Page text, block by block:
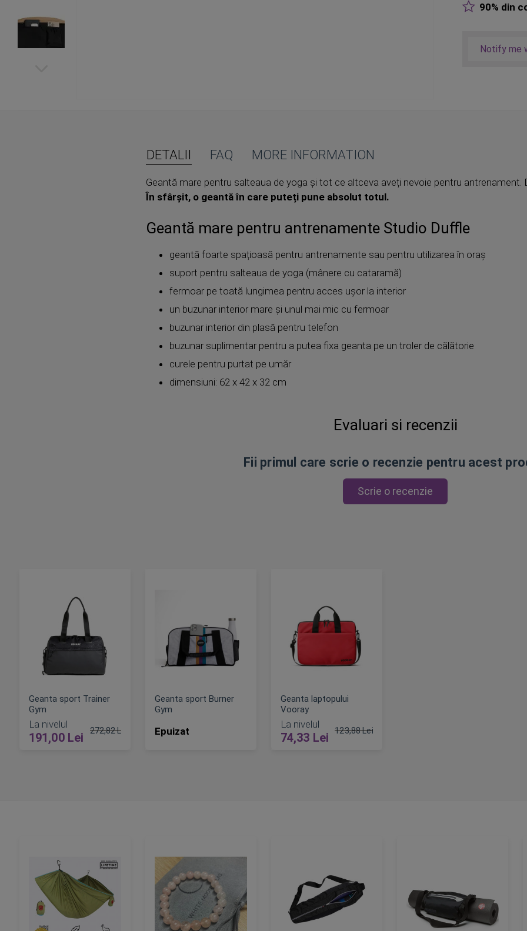
90% din
Notify me
DETALII
Geantă mare pentru salteaua de yoga și tot ce altceva aveți nevoie pentru antrenament.
În sfârșit, o geantă în care puteți pune absolut totul.
Geantă mare pentru antrenamente Studio Duffle
geantă foarte spațioasă pentru antrenamente sau pentru utilizarea în oraș
suport pentru salteaua de yoga (mânere cu cataramă)
fermoar pe toată lungimea pentru acces ușor la interior
un buzunar interior mare și unul mai mic cu fermoar
buzunar interior din plasă pentru telefon
buzunar suplimentar pentru a putea fixa geanta pe un troler de călătorie
curele pentru purtat pe umăr
dimensiuni: 62 x 42 x 32 cm
FAQ MORE INFORMATION
Evaluari si recenzii
Fii primul care scrie o recenzie pentru acest
Scrie o recenzie
Geanta sport Trainer
Gym
La nivelul
191,00 Lei
272,82 Lei
Geanta sport Burner
Gym
Epuizat
Geanta laptopului
Vooray
La nivelul
74,33 Lei
123,88 Lei